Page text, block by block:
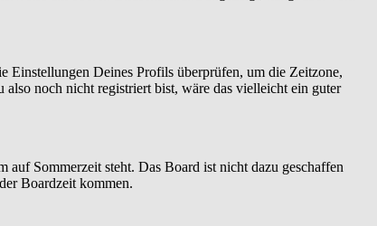
Einstellungen Deines Profils überprüfen, um die Zeitzone,
noch nicht registriert bist, wäre das vielleicht ein guter
Sommerzeit steht. Das Board ist nicht dazu geschaffen
Boardzeit kommen.